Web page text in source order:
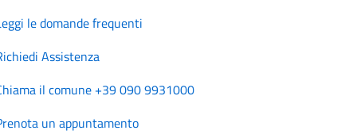
le domande frequenti
Assistenza
il comune +39 090 9931000
un appuntamento